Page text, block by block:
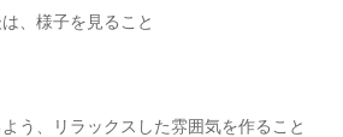
、様子を見ること
う、リラックスした雰囲気を作ること